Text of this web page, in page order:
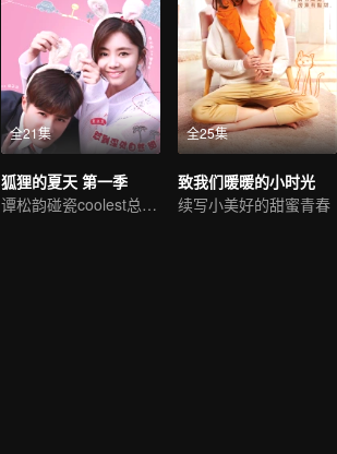
全21集
狐狸的夏天 第一季
谭松韵碰瓷coolest总裁姜潮
全25集
致我们暖暖的小时光
续写小美好的甜蜜青春